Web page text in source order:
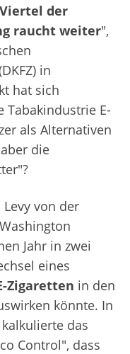
der
raucht weiter",
in
hat sich
Tabakindustrie E-
als Alternativen
die
von der
Jahr in zwei
eines
Zigaretten in den
könnte. In
das
Control", dass